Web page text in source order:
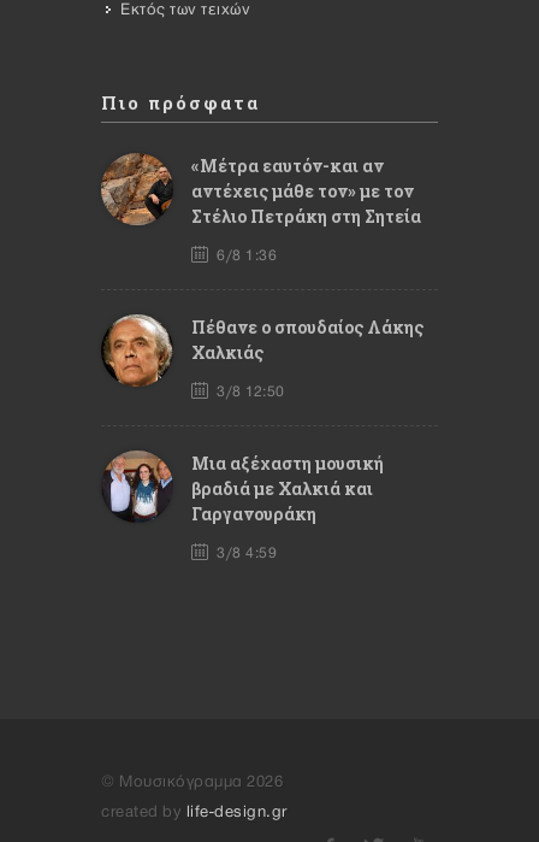
Εκτός των τειχών
Πιο πρόσφατα
«Μέτρα εαυτόν-και αν
αντέχεις μάθε τον» με τον
Στέλιο Πετράκη στη Σητεία
6/8 1:36
Πέθανε ο σπουδαίος Λάκης
Χαλκιάς
3/8 12:50
Mια αξέχαστη μουσική
βραδιά με Χαλκιά και
Γαργανουράκη
3/8 4:59
© Μουσικόγραμμα 2026
created by
life-design.gr